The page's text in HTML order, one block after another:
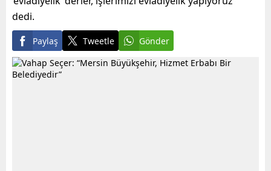
dedi.
Paylaş Tweetle Gönder